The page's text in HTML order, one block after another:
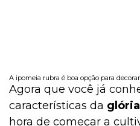
A ipomeia rubra é boa opção para
Agora que você já
características da
hora de começar a